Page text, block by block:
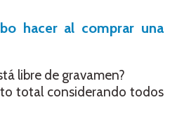
hacer al comprar una
libre de gravamen?
total considerando todos